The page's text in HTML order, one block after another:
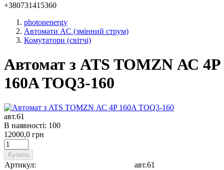
+380731415360
photonenergy
Автомати AC (змінний струм)
Комутатори (світчі)
Автомат з ATS TOMZN АС 4P
160A TOQ3-160
авт.61
В наявності: 100
12000,0 грн
Купити
Артикул:
авт.61